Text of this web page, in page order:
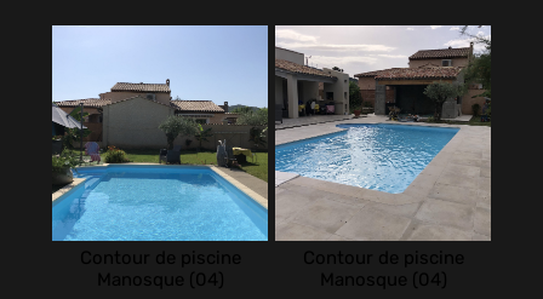
Contour de piscine
Manosque (04)
Contour de piscine
Manosque (04)